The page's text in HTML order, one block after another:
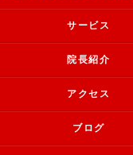
サービス
院長紹介
アクセス
ブログ